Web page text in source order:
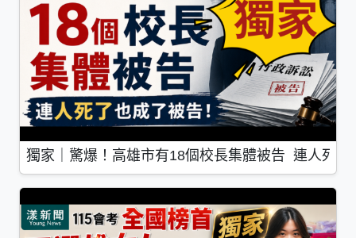
獨家｜驚爆！高雄市有18個校長集體被告 連人死了